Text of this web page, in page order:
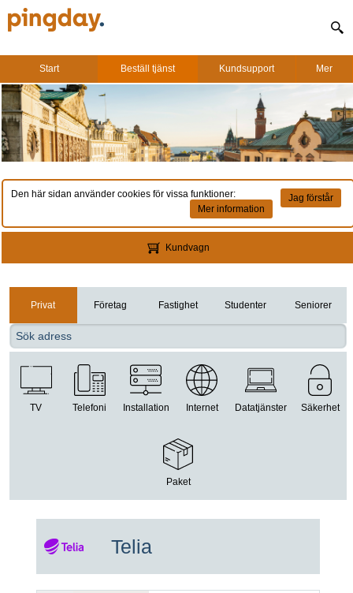
Start Beställ tjänst Kundsupport Mer
Den här sidan använder cookies för vissa funktioner:
Jag förstår
Mer information
Kundvagn
Privat Företag Fastighet Studenter Seniorer
TV Telefoni Installation Internet Datatjänster Säkerhet
Paket
Telia